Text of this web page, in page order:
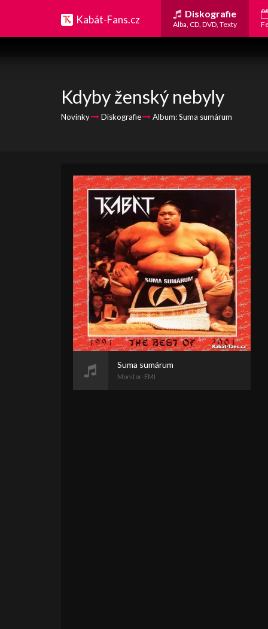
Kabát-Fans.cz Diskografie
Alba, CD, DVD, Texty
Kdyby ženský nebyly
Novinky Diskografie Album: Suma sumárum
Suma sumárum
Monitor-EMI